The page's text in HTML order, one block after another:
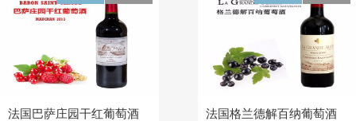
法国巴萨庄园干红葡萄酒 法国格兰德解百纳葡萄酒